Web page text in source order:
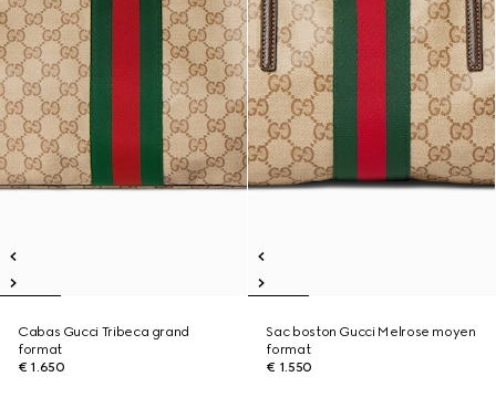
Cabas Gucci Tribeca grand
format
€ 1.650
Sac boston Gucci Melrose moyen
format
€ 1.550